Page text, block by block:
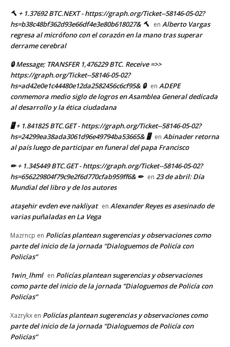
🔨 + 1.37692 BTC.NEXT - https://graph.org/Ticket--58146-05-02?
hs=b38c48bf362d93e66df4e3e80b618027& 🔨 en Alberto Vargas
regresa al micrófono con el corazón en la mano tras superar
derrame cerebral
🔒 Message; TRANSFER 1,476229 BTC. Receive =>>
https://graph.org/Ticket--58146-05-02?
hs=ad42e0e1c44480e12da2582456c6cf95& 🔒 en ADEPE
conmemora medio siglo de logros en Asamblea General dedicada
al desarrollo y la ética ciudadana
🖥 + 1.841825 BTC.GET - https://graph.org/Ticket--58146-05-02?
hs=24299ea38ada3061d96e49794ba53665& 🖥 en Abinader retorna
al país luego de participar en funeral del papa Francisco
✏ + 1.345449 BTC.GET - https://graph.org/Ticket--58146-05-02?
hs=656229804f79c9e2f6d770cfab959ff6& ✏ en 23 de abril: Día
Mundial del libro y de los autores
ataşehir evden eve nakliyat en Alexander Reyes es asesinado de
varias puñaladas en La Vega
Mazrncp en Policías plantean sugerencias y observaciones como
parte del inicio de la jornada “Dialoguemos de Policía con
Policías”
1win_lhml en Policías plantean sugerencias y observaciones
como parte del inicio de la jornada “Dialoguemos de Policía con
Policías”
Xazrykx en Policías plantean sugerencias y observaciones como
parte del inicio de la jornada “Dialoguemos de Policía con
Policías”